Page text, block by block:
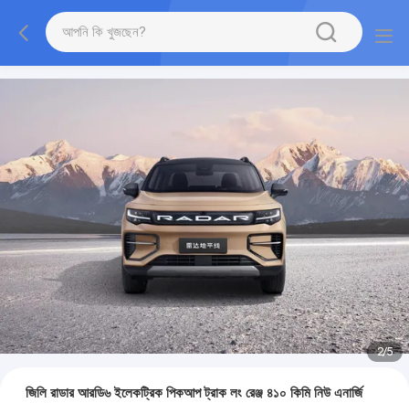
2/5
জিলি রাডার আরডি৬ ইলেকট্রিক পিকআপ ট্রাক লং রেঞ্জ ৪১০ কিমি নিউ এনার্জি